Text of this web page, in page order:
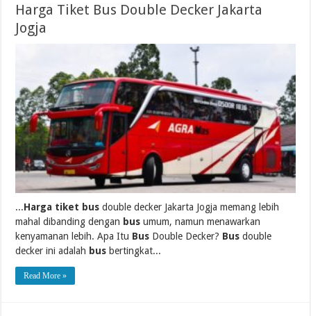
Harga Tiket Bus Double Decker Jakarta
Jogja
...Harga tiket bus double decker Jakarta Jogja memang lebih
mahal dibanding dengan bus umum, namun menawarkan
kenyamanan lebih. Apa Itu Bus Double Decker? Bus double
decker ini adalah bus bertingkat...
Read More »